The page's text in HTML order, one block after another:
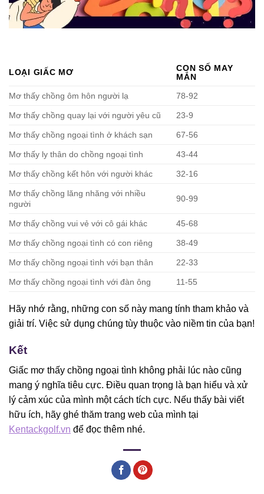
LOẠI GIẤC MƠ
CON SỐ MAY
MẮN
Mơ thấy chồng ôm hôn người lạ
78-92
Mơ thấy chồng quay lại với người yêu cũ 23-9
Mơ thấy chồng ngoại tình ở khách sạn 67-56
Mơ thấy ly thân do chồng ngoại tình 43-44
Mơ thấy chồng kết hôn với người khác 32-16
Mơ thấy chồng lăng nhăng với nhiều
người
90-99
Mơ thấy chồng vui vẻ với cô gái khác 45-68
Mơ thấy chồng ngoại tình có con riêng 38-49
Mơ thấy chồng ngoại tình với bạn thân 22-33
Mơ thấy chồng ngoại tình với đàn ông 11-55
Hãy nhớ rằng, những con số này mang tính tham khảo và
giải trí. Việc sử dụng chúng tùy thuộc vào niềm tin của bạn!
Kết
Giấc mơ thấy chồng ngoại tình không phải lúc nào cũng
mang ý nghĩa tiêu cực. Điều quan trọng là bạn hiểu và xử
lý cảm xúc của mình một cách tích cực. Nếu thấy bài viết
hữu ích, hãy ghé thăm trang web của mình tại
Kentackgolf.vn để đọc thêm nhé.